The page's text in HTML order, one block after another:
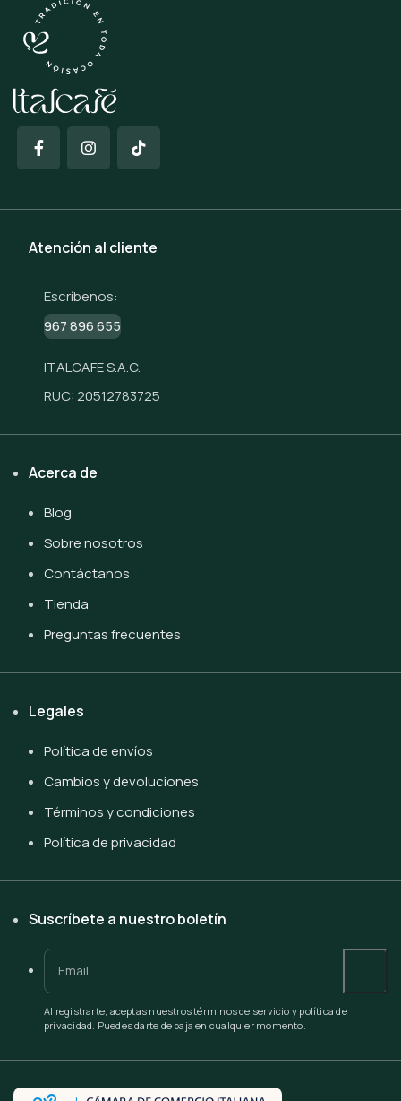
Atención al cliente
Escríbenos:
967 896 655
ITALCAFE S.A.C.
RUC: 20512783725
Acerca de
Blog
Sobre nosotros
Contáctanos
Tienda
Preguntas frecuentes
Legales
Política de envíos
Cambios y devoluciones
Términos y condiciones
Política de privacidad
Suscríbete a nuestro boletín
Al registrarte, aceptas nuestros términos de servicio y política de
privacidad. Puedes darte de baja en cualquier momento.